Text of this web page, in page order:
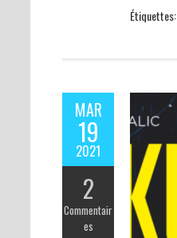
Étiquettes:
MAR
19
2021
2
Commentair
es